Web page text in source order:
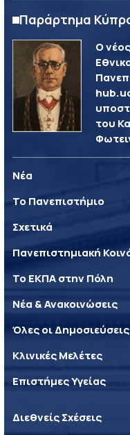
Παράρτημα
Ο
του
Νέα
Το Πανεπιστήμιο
Σχετικά
Πανεπιστημιακή
Το ΕΚΠΑ στην Πόλη
Νέα & Ανακοινώσεις
Όλες οι Δημοσιεύσεις
Κλινικές Μελέτες
Επιστήμες Υγείας
Διεθνείς Σχέσεις